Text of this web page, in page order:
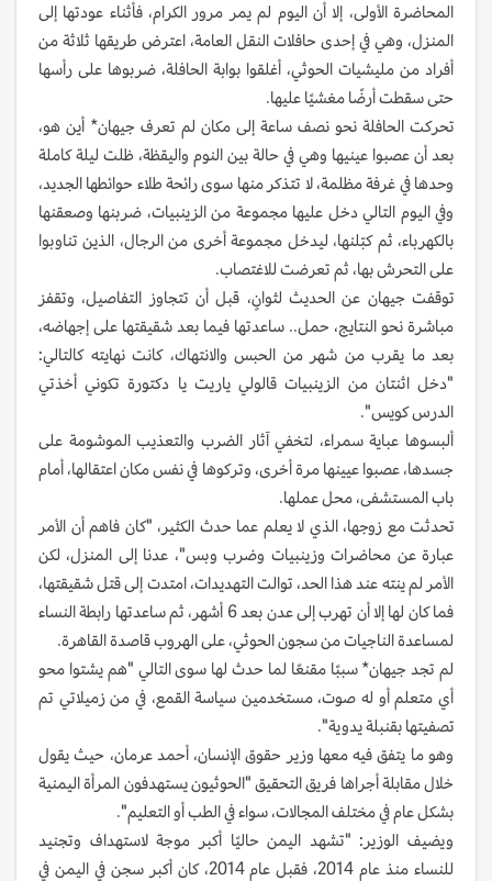
المحاضرة الأولى، إلا أن اليوم لم يمر مرور الكرام، فأثناء عودتها إلى
المنزل، وهي في إحدى حافلات النقل العامة، اعترض طريقها ثلاثة من
أفراد من مليشيات الحوثي، أغلقوا بوابة الحافلة، ضربوها على رأسها
حتى سقطت أرضًا مغشيًا عليها.
تحركت الحافلة نحو نصف ساعة إلى مكان لم تعرف جيهان* أين هو،
بعد أن عصبوا عينيها وهي في حالة بين النوم واليقظة، ظلت ليلة كاملة
وحدها في غرفة مظلمة، لا تتذكر منها سوى رائحة طلاء حوائطها الجديد،
وفي اليوم التالي دخل عليها مجموعة من الزينبيات، ضربنها وصعقنها
بالكهرباء، ثم كبّلنها، ليدخل مجموعة أخرى من الرجال، الذين تناوبوا
على التحرش بها، ثم تعرضت للاغتصاب.
توقفت جيهان عن الحديث لثوانٍ، قبل أن تتجاوز التفاصيل، وتقفز
مباشرة نحو النتايج، حمل.. ساعدتها فيما بعد شقيقتها على إجهاضه،
بعد ما يقرب من شهر من الحبس والانتهاك، كانت نهايته كالتالي:
"دخل اثنتان من الزينبيات قالولي ياريت يا دكتورة تكوني أخذتي
الدرس كويس".
ألبسوها عباية سمراء، لتخفي آثار الضرب والتعذيب الموشومة على
جسدها، عصبوا عيينها مرة أخرى، وتركوها في نفس مكان اعتقالها، أمام
باب المستشفى، محل عملها.
تحدثت مع زوجها، الذي لا يعلم عما حدث الكثير، "كان فاهم أن الأمر
عبارة عن محاضرات وزينبيات وضرب وبس"، عدنا إلى المنزل، لكن
الأمر لم ينته عند هذا الحد، توالت التهديدات، امتدت إلى قتل شقيقتها،
فما كان لها إلا أن تهرب إلى عدن بعد 6 أشهر، ثم ساعدتها رابطة النساء
لمساعدة الناجيات من سجون الحوثي، على الهروب قاصدة القاهرة.
لم تجد جيهان* سببًا مقنعًا لما حدث لها سوى التالي "هم يشتوا محو
أي متعلم أو له صوت، مستخدمين سياسة القمع، في من زميلاتي تم
تصفيتها بقنبلة يدوية".
وهو ما يتفق فيه معها وزير حقوق الإنسان، أحمد عرمان، حيث يقول
خلال مقابلة أجراها فريق التحقيق "الحوثيون يستهدفون المرأة اليمنية
بشكل عام في مختلف المجالات، سواء في الطب أو التعليم".
ويضيف الوزير: "تشهد اليمن حاليًا أكبر موجة لاستهداف وتجنيد
للنساء منذ عام 2014، فقبل عام 2014، كان أكبر سجن في اليمن في